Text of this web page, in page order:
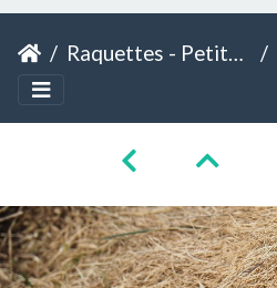
Raquettes - Petite Journée - Cap de Pouy Pradaus